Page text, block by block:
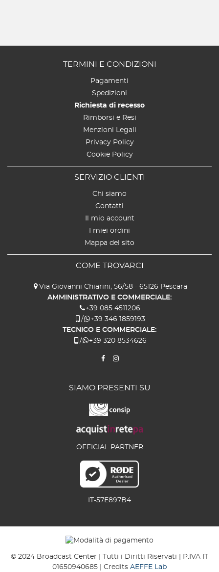
TERMINI E CONDIZIONI
Pagamenti
Spedizioni
Richiesta di recesso
Rimborsi e Resi
Menzioni Legali
Privacy Policy
Cookie Policy
SERVIZIO CLIENTI
Chi siamo
Contatti
Il mio account
I miei ordini
Mappa del sito
COME TROVARCI
Via Giovanni Chiarini, 56/58 - 65126 Pescara
AMMINISTRATIVO E COMMERCIALE:
+39 085 4511206
/
+39 346 1859193
TECNICO E COMMERCIALE:
/
+39 320 8534626
SIAMO PRESENTI SU
OFFICIAL PARTNER
IT-57E897B4
© 2024 Broadcast Center | Tutti i Diritti Riservati | P.IVA IT
01650940685 | Credits AEFFE Lab